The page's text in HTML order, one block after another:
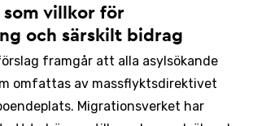
som villkor för
och särskilt bidrag
framgår att alla asylsökande
omfattas av massflyktsdirektivet
Migrationsverket har